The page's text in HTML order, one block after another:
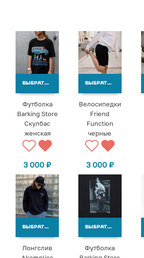
ВЫБРАТЬ ВАРИАНТЫ
Футболка
Barking Store
Скулбас
женская
3 000₽
ВЫБРАТЬ ВАРИАНТЫ
Велосипедки
Friend
Function
черные
3 000 ₽
ВЫБРАТЬ ВАРИАНТЫ
Лонгслив
ВЫБРАТЬ ВАРИАНТЫ
Футболка